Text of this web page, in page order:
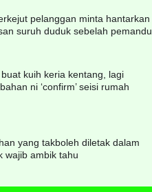
pelanggan minta hantarkan
suruh duduk sebelah pemandu
kuih keria kentang, lagi
ni ‘confirm’ seisi rumah
yang takboleh diletak dalam
wajib ambik tahu